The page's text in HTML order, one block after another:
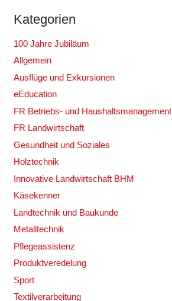
Kategorien
100 Jahre Jubiläum
Allgemein
Ausflüge und Exkursionen
eEducation
FR Betriebs- und Haushaltsmanagement
FR Landwirtschaft
Gesundheit und Soziales
Holztechnik
Innovative Landwirtschaft BHM
Käsekenner
Landtechnik und Baukunde
Metalltechnik
Pflegeassistenz
Produktveredelung
Sport
Textilverarbeitung